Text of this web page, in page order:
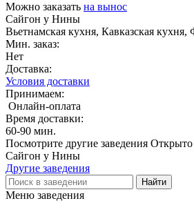
Можно заказать на вынос
Сайгон у Нины
Вьетнамская кухня, Кавказская кухня,
Мин. заказ:
Нет
Доставка:
Условия доставки
Принимаем:
Онлайн-оплата
Время доставки:
60-90 мин.
Посмотрите другие заведения Открыто
Сайгон у Нины
Другие заведения
Меню заведения